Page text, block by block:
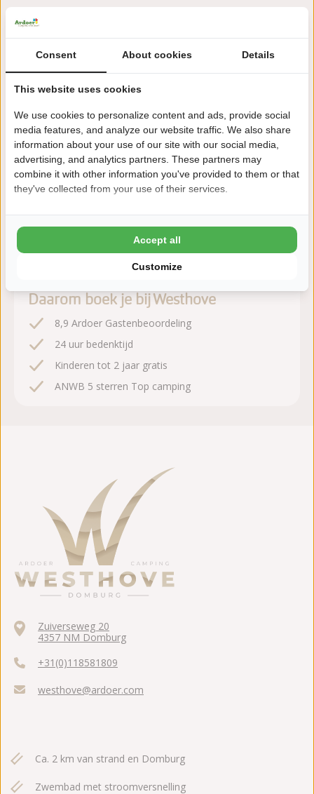
Over de camping
korte afstand van zee en strand. Een luxe familiecamping met
uitgebreide faciliteiten.
Lees meer
Zeker boeken!
Na het boeken heb je nog 24 uur bedenktijd om
kosteloos te wijzigen of te annuleren.
Daarom boek je bij Westhove
8,9 Ardoer Gastenbeoordeling
24 uur bedenktijd
Kinderen tot 2 jaar gratis
ANWB 5 sterren Top camping
Zuiverseweg 20
4357 NM Domburg
+31(0)118581809
westhove@ardoer.com
Ca. 2 km van strand en Domburg
Zwembad met stroomversnelling
Consent About cookies Details
This website uses cookies
We use cookies to personalize content and ads, provide social
media features, and analyze our website traffic. We also share
information about your use of our site with our social media,
advertising, and analytics partners. These partners may
combine it with other information you've provided to them or that
they've collected from your use of their services.
Customize
Accept all